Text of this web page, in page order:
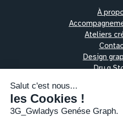
À
Ateliers
Design
Dru.g
Pratiques